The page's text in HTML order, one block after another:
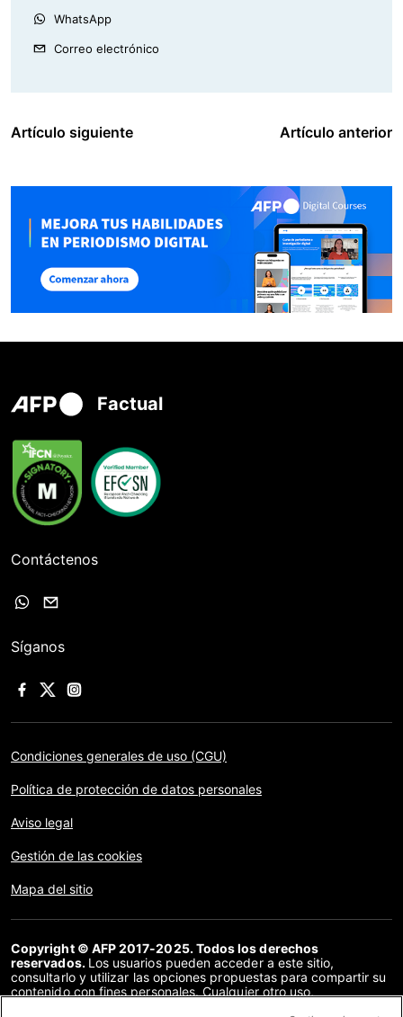
WhatsApp
Correo electrónico
Artículo siguiente Artículo anterior
Factual
Contáctenos
Síganos
Condiciones generales de uso (CGU)
Política de protección de datos personales
Aviso legal
Gestión de las cookies
Mapa del sitio
Copyright © AFP 2017-2025. Todos los derechos
reservados. Los usuarios pueden acceder a este sitio,
consultarlo y utilizar las opciones propuestas para compartir su
contenido con fines personales. Cualquier otro uso,